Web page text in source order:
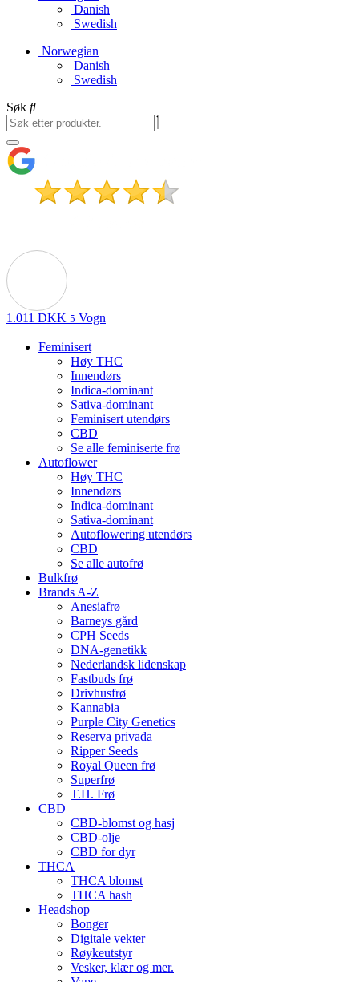
Danish
Swedish
Norwegian
Danish
Swedish
Søk
1.011 DKK 5 Vogn
Feminisert
Høy THC
Innendørs
Indica-dominant
Sativa-dominant
Feminisert utendørs
CBD
Se alle feminiserte frø
Autoflower
Høy THC
Innendørs
Indica-dominant
Sativa-dominant
Autoflowering utendørs
CBD
Se alle autofrø
Bulkfrø
Brands A-Z
Anesiafrø
Barneys gård
CPH Seeds
DNA-genetikk
Nederlandsk lidenskap
Fastbuds frø
Drivhusfrø
Kannabia
Purple City Genetics
Reserva privada
Ripper Seeds
Royal Queen frø
Superfrø
T.H. Frø
CBD
CBD-blomst og hasj
CBD-olje
CBD for dyr
THCA
THCA blomst
THCA hash
Headshop
Bonger
Digitale vekter
Røykeutstyr
Vesker, klær og mer.